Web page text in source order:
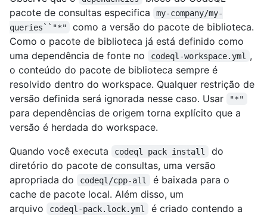
pacote de consultas especifica
my-company/my-
queries``"*"
como a versão do pacote de biblioteca.
Como o pacote de biblioteca já está definido como
uma dependência de fonte no
codeql-workspace.yml
,
o conteúdo do pacote de biblioteca sempre é
resolvido dentro do workspace. Qualquer restrição de
versão definida será ignorada nesse caso. Usar
"*"
para dependências de origem torna explícito que a
versão é herdada do workspace.
Quando você executa
codeql pack install
do
diretório do pacote de consultas, uma versão
apropriada do
codeql/cpp-all
é baixada para o
cache de pacote local. Além disso, um
arquivo
codeql-pack.lock.yml
é criado contendo a